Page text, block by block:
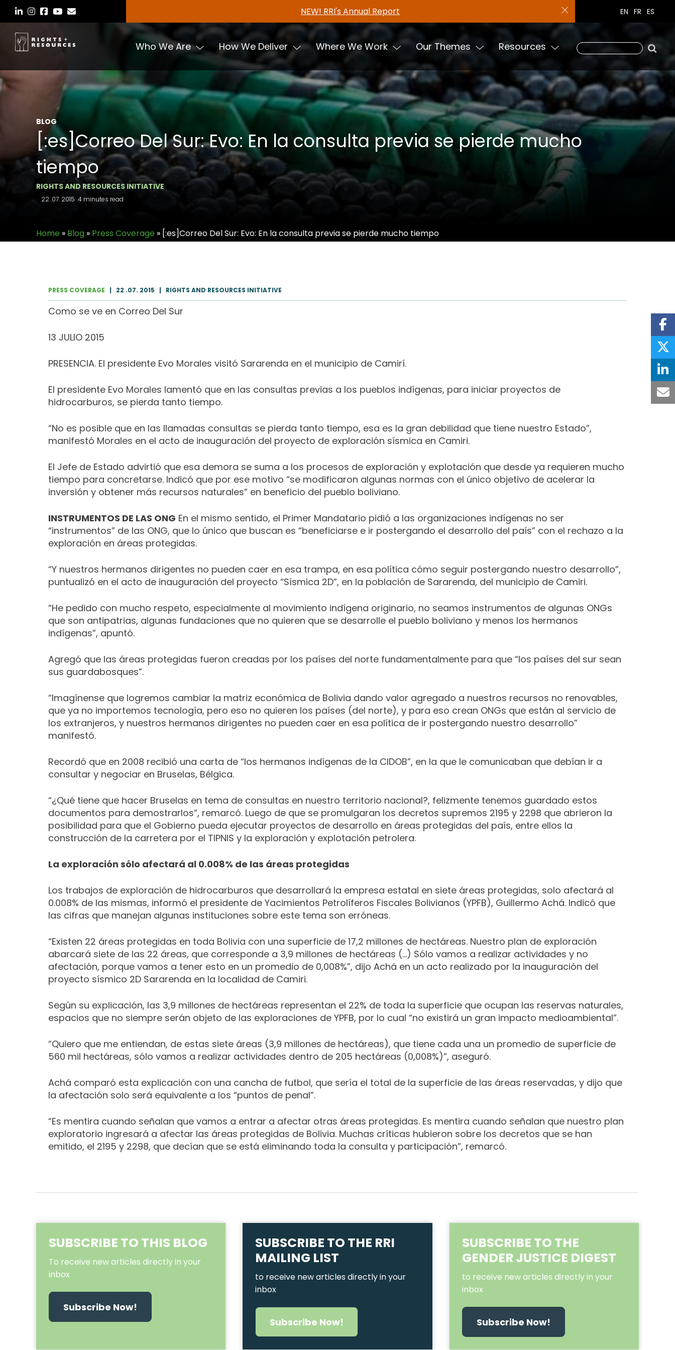
Skip
content
Freshwater tenure data in now available in the RRI Tenure Tool! EN FR ES
Who We Are How We Deliver Where We Work Our Themes Resources
BLOG
[:es]Correo Del Sur: Evo: En la consulta previa se pierde mucho
tiempo
RIGHTS AND RESOURCES INITIATIVE
22 .07. 2015 4 minutes read
Home » Blog » Press Coverage » [:es]Correo Del Sur: Evo: En la consulta previa se pierde mucho tiempo
PRESS COVERAGE | 22 .07. 2015 | RIGHTS AND RESOURCES INITIATIVE
Como se ve en Correo Del Sur
13 JULIO 2015
PRESENCIA. El presidente Evo Morales visitó Sararenda en el municipio de Camirí.
El presidente Evo Morales lamentó que en las consultas previas a los pueblos indígenas, para iniciar proyectos de
hidrocarburos, se pierda tanto tiempo.
“No es posible que en las llamadas consultas se pierda tanto tiempo, esa es la gran debilidad que tiene nuestro Estado”,
manifestó Morales en el acto de inauguración del proyecto de exploración sísmica en Camiri.
El Jefe de Estado advirtió que esa demora se suma a los procesos de exploración y explotación que desde ya requieren mucho
tiempo para concretarse. Indicó que por ese motivo “se modificaron algunas normas con el único objetivo de acelerar la
inversión y obtener más recursos naturales” en beneficio del pueblo boliviano.
INSTRUMENTOS DE LAS ONG En el mismo sentido, el Primer Mandatario pidió a las organizaciones indígenas no ser
“instrumentos” de las ONG, que lo único que buscan es “beneficiarse e ir postergando el desarrollo del país” con el rechazo a la
exploración en áreas protegidas.
“Y nuestros hermanos dirigentes no pueden caer en esa trampa, en esa política cómo seguir postergando nuestro desarrollo”,
puntualizó en el acto de inauguración del proyecto “Sísmica 2D”, en la población de Sararenda, del municipio de Camiri.
“He pedido con mucho respeto, especialmente al movimiento indígena originario, no seamos instrumentos de algunas ONGs
que son antipatrias, algunas fundaciones que no quieren que se desarrolle el pueblo boliviano y menos los hermanos
indígenas”, apuntó.
Agregó que las áreas protegidas fueron creadas por los países del norte fundamentalmente para que “los países del sur sean
sus guardabosques”.
“Imagínense que logremos cambiar la matriz económica de Bolivia dando valor agregado a nuestros recursos no renovables,
que ya no importemos tecnología, pero eso no quieren los países (del norte), y para eso crean ONGs que están al servicio de
los extranjeros, y nuestros hermanos dirigentes no pueden caer en esa política de ir postergando nuestro desarrollo”
manifestó.
Recordó que en 2008 recibió una carta de “los hermanos indígenas de la CIDOB”, en la que le comunicaban que debían ir a
consultar y negociar en Bruselas, Bélgica.
“¿Qué tiene que hacer Bruselas en tema de consultas en nuestro territorio nacional?, felizmente tenemos guardado estos
documentos para demostrarlos”, remarcó. Luego de que se promulgaran los decretos supremos 2195 y 2298 que abrieron la
posibilidad para que el Gobierno pueda ejecutar proyectos de desarrollo en áreas protegidas del país, entre ellos la
construcción de la carretera por el TIPNIS y la exploración y explotación petrolera.
La exploración sólo afectará al 0.008% de las áreas protegidas
Los trabajos de exploración de hidrocarburos que desarrollará la empresa estatal en siete áreas protegidas, solo afectará al
0.008% de las mismas, informó el presidente de Yacimientos Petrolíferos Fiscales Bolivianos (YPFB), Guillermo Achá. Indicó que
las cifras que manejan algunas instituciones sobre este tema son erróneas.
“Existen 22 áreas protegidas en toda Bolivia con una superficie de 17,2 millones de hectáreas. Nuestro plan de exploración
abarcará siete de las 22 áreas, que corresponde a 3,9 millones de hectáreas (…) Sólo vamos a realizar actividades y no
afectación, porque vamos a tener esto en un promedio de 0,008%”, dijo Achá en un acto realizado por la inauguración del
proyecto sísmico 2D Sararenda en la localidad de Camiri.
Según su explicación, las 3,9 millones de hectáreas representan el 22% de toda la superficie que ocupan las reservas naturales,
espacios que no siempre serán objeto de las exploraciones de YPFB, por lo cual “no existirá un gran impacto medioambiental”.
“Quiero que me entiendan, de estas siete áreas (3,9 millones de hectáreas), que tiene cada una un promedio de superficie de
560 mil hectáreas, sólo vamos a realizar actividades dentro de 205 hectáreas (0,008%)”, aseguró.
Achá comparó esta explicación con una cancha de futbol, que sería el total de la superficie de las áreas reservadas, y dijo que
la afectación solo será equivalente a los “puntos de penal”.
“Es mentira cuando señalan que vamos a entrar a afectar otras áreas protegidas. Es mentira cuando señalan que nuestro plan
exploratorio ingresará a afectar las áreas protegidas de Bolivia. Muchas críticas hubieron sobre los decretos que se han
emitido, el 2195 y 2298, que decían que se está eliminando toda la consulta y participación”, remarcó.
SUBSCRIBE TO THIS BLOG
To receive new articles directly in your
inbox
Subscribe Now!
SUBSCRIBE TO THE RRI
MAILING LIST
to receive new articles directly in your
inbox
Subscribe Now!
SUBSCRIBE TO THE
GENDER JUSTICE DIGEST
to receive new articles directly in your
inbox
Subscribe Now!